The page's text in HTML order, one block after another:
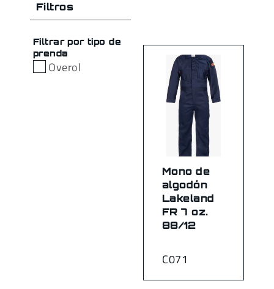
Filtros
Filtrar por tipo de
prenda
Overol
C071
Mono de
algodón
Lakeland
FR 7 oz.
88/12